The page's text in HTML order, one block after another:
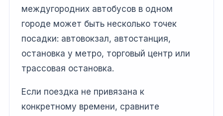
междугородних автобусов в одном
городе может быть несколько точек
посадки: автовокзал, автостанция,
остановка у метро, торговый центр или
трассовая остановка.
Если поездка не привязана к
конкретному времени, сравните